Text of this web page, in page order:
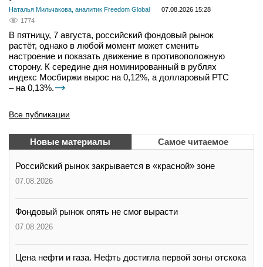
Наталья Мильчакова, аналитик Freedom Global
07.08.2026 15:28
1774
В пятницу, 7 августа, российский фондовый рынок
растёт, однако в любой момент может сменить
настроение и показать движение в противоположную
сторону. К середине дня номинированный в рублях
индекс Мосбиржи вырос на 0,12%, а долларовый РТС
– на 0,13%.
Все публикации
Новые материалы Самое читаемое
Российский рынок закрывается в «красной» зоне
07.08.2026
Фондовый рынок опять не смог вырасти
07.08.2026
Цена нефти и газа. Нефть достигла первой зоны отскока